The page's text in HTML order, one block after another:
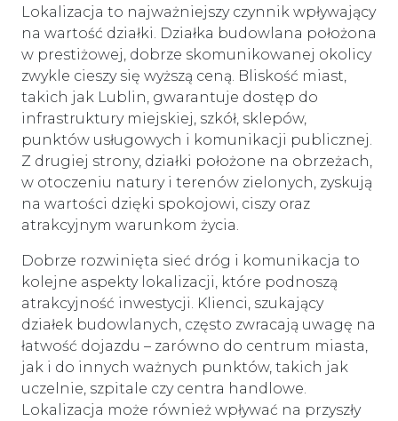
Lokalizacja to najważniejszy czynnik wpływający
na wartość działki. Działka budowlana położona
w prestiżowej, dobrze skomunikowanej okolicy
zwykle cieszy się wyższą ceną. Bliskość miast,
takich jak Lublin, gwarantuje dostęp do
infrastruktury miejskiej, szkół, sklepów,
punktów usługowych i komunikacji publicznej.
Z drugiej strony, działki położone na obrzeżach,
w otoczeniu natury i terenów zielonych, zyskują
na wartości dzięki spokojowi, ciszy oraz
atrakcyjnym warunkom życia.
Dobrze rozwinięta sieć dróg i komunikacja to
kolejne aspekty lokalizacji, które podnoszą
atrakcyjność inwestycji. Klienci, szukający
działek budowlanych, często zwracają uwagę na
łatwość dojazdu – zarówno do centrum miasta,
jak i do innych ważnych punktów, takich jak
uczelnie, szpitale czy centra handlowe.
Lokalizacja może również wpływać na przyszły